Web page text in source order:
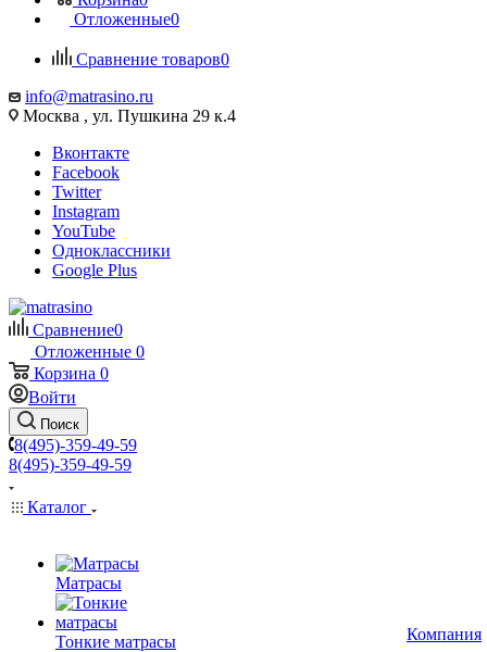
Отложенные0
Сравнение товаров0
info@matrasino.ru
Москва , ул. Пушкина 29 к.4
Вконтакте
Facebook
Twitter
Instagram
YouTube
Одноклассники
Google Plus
Сравнение0
Отложенные 0
Корзина 0
Войти
Поиск
8(495)-359-49-59
8(495)-359-49-59
Каталог
Матрасы
Тонкие матрасы
Компания